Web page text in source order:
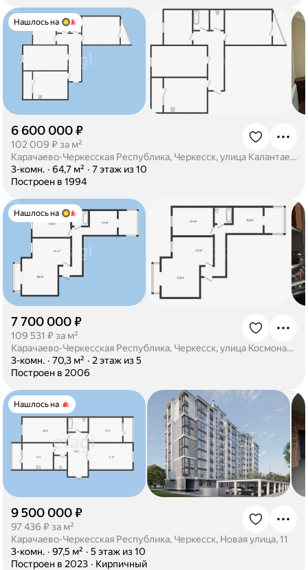
Нашлось на
6 600 000 ₽
102 009 ₽ за м²
Карачаево-Черкесская Республика, Черкесск, улица Калантаевского, 17
3-комн. · 64,7 м² · 7 этаж из 10
Построен в 1994
Нашлось на
7 700 000 ₽
109 531 ₽ за м²
Карачаево-Черкесская Республика, Черкесск, улица Космонавтов, 33
3-комн. · 70,3 м² · 2 этаж из 5
Построен в 2006
Нашлось на
9 500 000 ₽
97 436 ₽ за м²
Карачаево-Черкесская Республика, Черкесск, Новая улица, 11
3-комн. · 97,5 м² · 5 этаж из 10
Построен в 2023 · Кирпичный